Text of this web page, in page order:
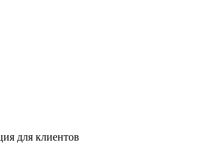
для клиентов